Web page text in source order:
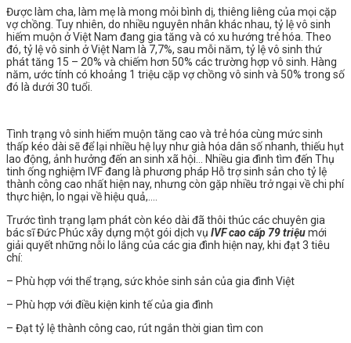
Được làm cha, làm mẹ là mong mỏi bình dị, thiêng liêng của mọi cặp
vợ chồng. Tuy nhiên, do nhiều nguyên nhân khác nhau, tỷ lệ vô sinh
hiếm muộn ở Việt Nam đang gia tăng và có xu hướng trẻ hóa. Theo
đó, tỷ lệ vô sinh ở Việt Nam là 7,7%, sau mỗi năm, tỷ lệ vô sinh thứ
phát tăng 15 – 20% và chiếm hơn 50% các trường hợp vô sinh. Hàng
năm, ước tính có khoảng 1 triệu cặp vợ chồng vô sinh và 50% trong số
đó là dưới 30 tuổi.
Tình trạng vô sinh hiếm muộn tăng cao và trẻ hóa cùng mức sinh
thấp kéo dài sẽ để lại nhiều hệ lụy như già hóa dân số nhanh, thiếu hụt
lao động, ảnh hưởng đến an sinh xã hội… Nhiều gia đình tìm đến Thụ
tinh ống nghiệm IVF đang là phương pháp Hỗ trợ sinh sản cho tỷ lệ
thành công cao nhất hiện nay, nhưng còn gặp nhiều trở ngại về chi phí
thực hiện, lo ngại về hiệu quả,….
Trước tình trạng lạm phát còn kéo dài đã thôi thúc các chuyên gia
bác sĩ Đức Phúc xây dựng một gói dịch vụ IVF cao cấp 79 triệumới
giải quyết những nỗi lo lắng của các gia đình hiện nay, khi đạt 3 tiêu
chí:
– Phù hợp với thể trạng, sức khỏe sinh sản của gia đình Việt
– Phù hợp với điều kiện kinh tế của gia đình
– Đạt tỷ lệ thành công cao, rút ngắn thời gian tìm con